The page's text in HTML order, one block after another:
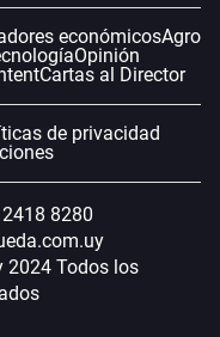
económicosAgro
Opinión
Cartas al Director
de privacidad
8280
2024 Todos los